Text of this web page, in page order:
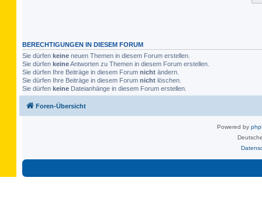
BERECHTIGUNGEN IN DIESEM FORUM
Sie dürfen keine neuen Themen in diesem Forum erstellen.
Sie dürfen keineAntworten zu Themen in diesem Forum erstellen.
Sie dürfen Ihre Beiträge in diesem Forum nicht ändern.
Sie dürfen Ihre Beiträge in diesem Forum nicht löschen.
Sie dürfen keine Dateianhänge in diesem Forum erstellen.
Foren-Übersicht
Powered by